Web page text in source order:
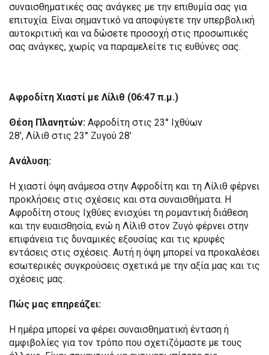
συναισθηματικές σας ανάγκες με την επιθυμία σας για
επιτυχία. Είναι σημαντικό να αποφύγετε την υπερβολική
αυτοκριτική και να δώσετε προσοχή στις προσωπικές
σας ανάγκες, χωρίς να παραμελείτε τις ευθύνες σας.
Αφροδίτη Χιαστί με Λίλιθ (06:47 π.μ.)
Θέση Πλανητών: Αφροδίτη στις 23° Ιχθύων
28′, Λίλιθ στις 23° Ζυγού 28′
Ανάλυση:
Η χιαστί όψη ανάμεσα στην Αφροδίτη και τη Λίλιθ φέρνει
προκλήσεις στις σχέσεις και στα συναισθήματα. Η
Αφροδίτη στους Ιχθύες ενισχύει τη ρομαντική διάθεση
και την ευαισθησία, ενώ η Λίλιθ στον Ζυγό φέρνει στην
επιφάνεια τις δυναμικές εξουσίας και τις κρυφές
εντάσεις στις σχέσεις. Αυτή η όψη μπορεί να προκαλέσει
εσωτερικές συγκρούσεις σχετικά με την αξία μας και τις
σχέσεις μας.
Πώς μας επηρεάζει:
Η ημέρα μπορεί να φέρει συναισθηματική ένταση ή
αμφιβολίες για τον τρόπο που σχετιζόμαστε με τους